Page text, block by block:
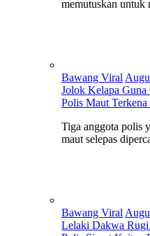
memutuskan
Bawang Viral
Jolok Kelapa Guna
Polis Maut
Tiga anggota polis
maut selepas
Bawang Viral
Lelaki Dakwa